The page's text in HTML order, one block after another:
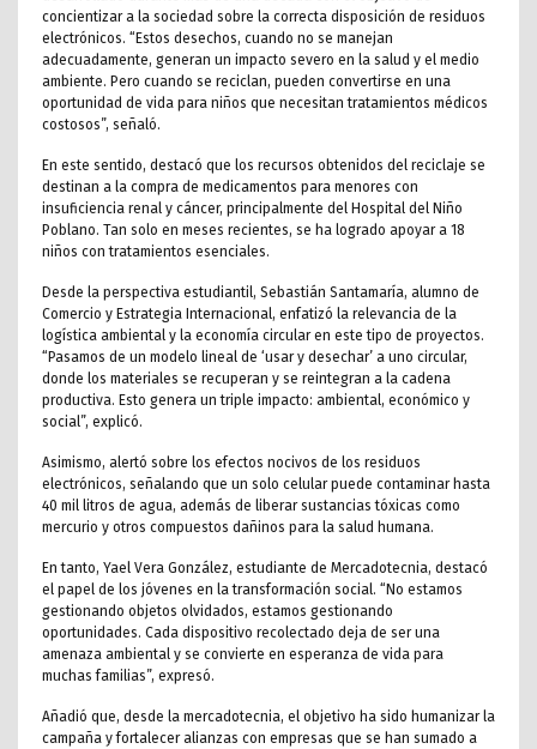
concientizar a la sociedad sobre la correcta disposición de residuos
electrónicos. “Estos desechos, cuando no se manejan
adecuadamente, generan un impacto severo en la salud y el medio
ambiente. Pero cuando se reciclan, pueden convertirse en una
oportunidad de vida para niños que necesitan tratamientos médicos
costosos”, señaló.
En este sentido, destacó que los recursos obtenidos del reciclaje se
destinan a la compra de medicamentos para menores con
insuficiencia renal y cáncer, principalmente del Hospital del Niño
Poblano. Tan solo en meses recientes, se ha logrado apoyar a 18
niños con tratamientos esenciales.
Desde la perspectiva estudiantil, Sebastián Santamaría, alumno de
Comercio y Estrategia Internacional, enfatizó la relevancia de la
logística ambiental y la economía circular en este tipo de proyectos.
“Pasamos de un modelo lineal de ‘usar y desechar’ a uno circular,
donde los materiales se recuperan y se reintegran a la cadena
productiva. Esto genera un triple impacto: ambiental, económico y
social”, explicó.
Asimismo, alertó sobre los efectos nocivos de los residuos
electrónicos, señalando que un solo celular puede contaminar hasta
40 mil litros de agua, además de liberar sustancias tóxicas como
mercurio y otros compuestos dañinos para la salud humana.
En tanto, Yael Vera González, estudiante de Mercadotecnia, destacó
el papel de los jóvenes en la transformación social. “No estamos
gestionando objetos olvidados, estamos gestionando
oportunidades. Cada dispositivo recolectado deja de ser una
amenaza ambiental y se convierte en esperanza de vida para
muchas familias”, expresó.
Añadió que, desde la mercadotecnia, el objetivo ha sido humanizar la
campaña y fortalecer alianzas con empresas que se han sumado a